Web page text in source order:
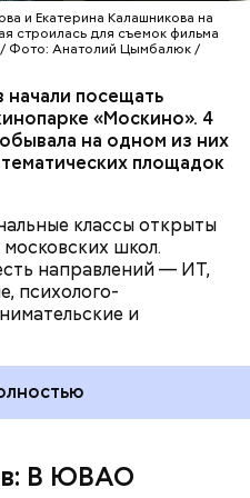
и Екатерина Калашникова на
строилась для съемок фильма
Фото: Анатолий Цымбалюк /
начали посещать
«Москино». 4
на одном из них
площадок
классы открыты
школ.
направлений — ИТ,
психолого-
и
погружении:
площадках вместе с
из интересующей
—
учатся более
В ЮВАО
под надзором